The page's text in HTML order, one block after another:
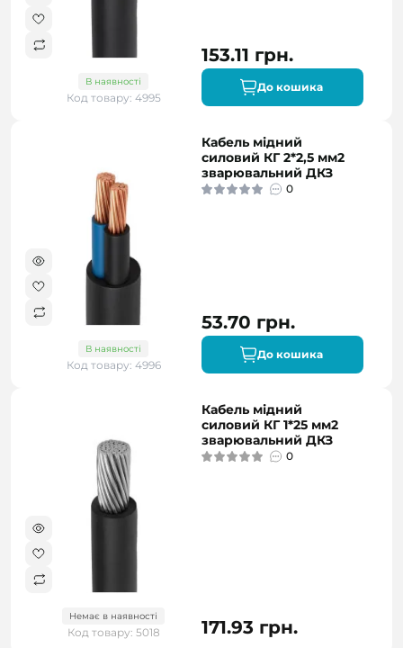
В наявності
Код товару: 4995
153.11 грн.
До кошика
В наявності
Код товару: 4996
Кабель мідний
силовий КГ 2*2,5 мм2
зварювальний ДКЗ
0
53.70 грн.
До кошика
Немає в наявності
Код товару: 5018
Кабель мідний
силовий КГ 1*25 мм2
зварювальний ДКЗ
0
171.93 грн.